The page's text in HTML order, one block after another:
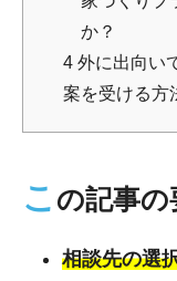
か？
4 外に出向い
案を受ける方
こ の記事の
相談先の選